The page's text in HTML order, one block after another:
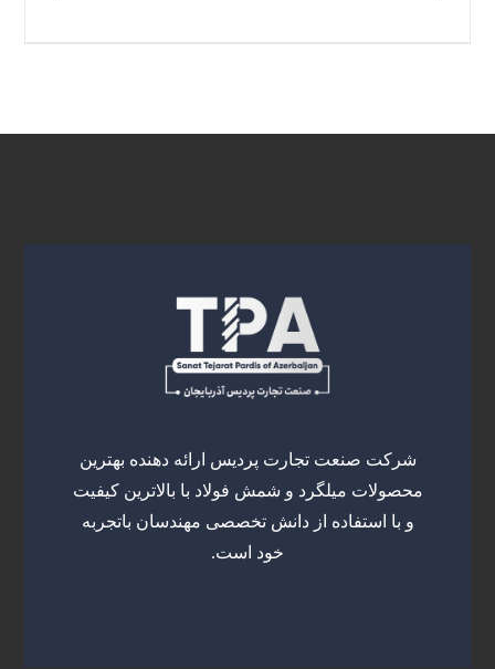
شرکت صنعت تجارت پردیس ارائه دهنده بهترین
محصولات میلگرد و شمش فولاد با بالاترین کیفیت
و با استفاده از دانش تخصصی مهندسان باتجربه
خود است.